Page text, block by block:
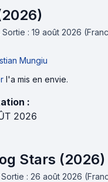
Sortie : 19 août 2026
Mungiu
l'a mis en envie.
:
2026
Stars (2026)
Sortie : 26 août 2026